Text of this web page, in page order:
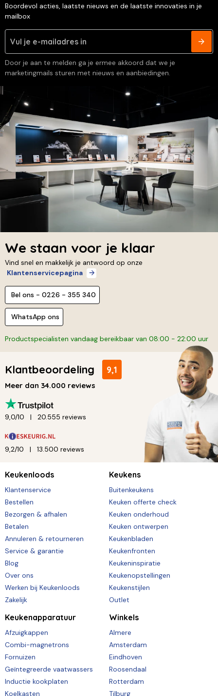
Boordevol acties, laatste nieuws en de laatste innovaties in je
mailbox
Door je aan te melden ga je ermee akkoord dat we je
marketingmails sturen met nieuws en aanbiedingen.
We staan voor je klaar
Vind snel en makkelijk je antwoord op onze
Klantenservicepagina
Bel ons - 0226 - 355 340
WhatsApp ons
Productspecialisten vandaag bereikbaar van 08:00 - 22:00 uur
Klantbeoordeling 9,1
Meer dan 34.000 reviews
9,0/10 20.555 reviews
9,2/10 13.500 reviews
Keukenloods
Klantenservice
Bestellen
Bezorgen & afhalen
Betalen
Annuleren & retourneren
Service & garantie
Blog
Over ons
Werken bij Keukenloods
Zakelijk
Keukens
Buitenkeukens
Keuken offerte check
Keuken onderhoud
Keuken ontwerpen
Keukenbladen
Keukenfronten
Keukeninspiratie
Keukenopstellingen
Keukenstijlen
Outlet
Keukenapparatuur
Afzuigkappen
Combi-magnetrons
Fornuizen
Geïntegreerde vaatwassers
Inductie kookplaten
Koelkasten
Winkels
Almere
Amsterdam
Eindhoven
Roosendaal
Rotterdam
Tilburg